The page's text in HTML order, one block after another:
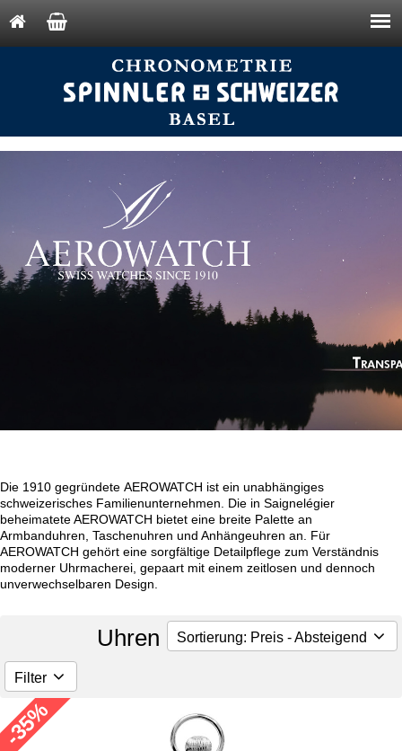
Die 1910 gegründete AEROWATCH ist ein unabhängiges
schweizerisches Familienunternehmen. Die in Saignelégier
beheimatete AEROWATCH bietet eine breite Palette an
Armbanduhren, Taschenuhren und Anhängeuhren an. Für
AEROWATCH gehört eine sorgfältige Detailpflege zum Verständnis
moderner Uhrmacherei, gepaart mit einem zeitlosen und dennoch
unverwechselbaren Design.
Uhren - Aero Watch
Filter
Sortierung: Preis - Absteigend
-35%